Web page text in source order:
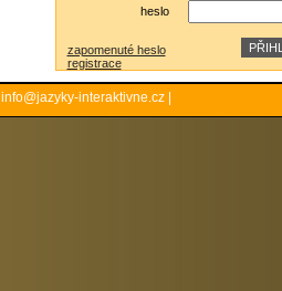
heslo
zapomenuté heslo
registrace
info@jazyky-interaktivne.cz